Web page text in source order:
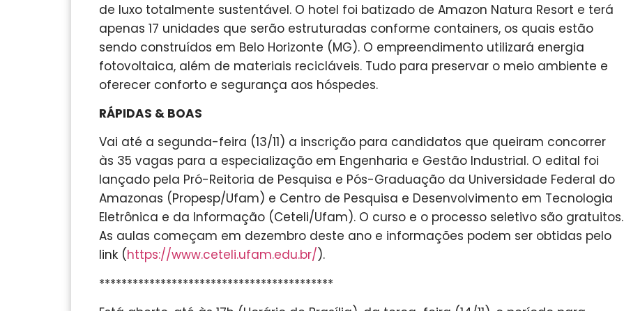
de luxo totalmente sustentável. O hotel foi batizado de Amazon Natura Resort e terá
apenas 17 unidades que serão estruturadas conforme containers, os quais estão
sendo construídos em Belo Horizonte (MG). O empreendimento utilizará energia
fotovoltaica, além de materiais recicláveis. Tudo para preservar o meio ambiente e
oferecer conforto e segurança aos hóspedes.
RÁPIDAS & BOAS
Vai até a segunda-feira (13/11) a inscrição para candidatos que queiram concorrer
às 35 vagas para a especialização em Engenharia e Gestão Industrial. O edital foi
lançado pela Pró-Reitoria de Pesquisa e Pós-Graduação da Universidade Federal do
Amazonas (Propesp/Ufam) e Centro de Pesquisa e Desenvolvimento em Tecnologia
Eletrônica e da Informação (Ceteli/Ufam). O curso e o processo seletivo são gratuitos.
As aulas começam em dezembro deste ano e informações podem ser obtidas pelo
link (https://www.ceteli.ufam.edu.br/).
******************************************